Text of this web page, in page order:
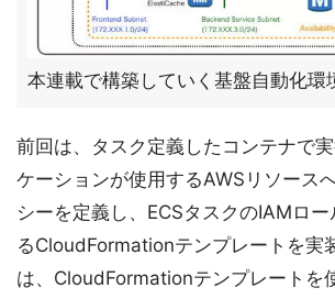
本連載で構築していく基盤自動化環
前回は、タスク定義したコンテナで
ケーションが使用するAWSリソース
シーを定義し、ECSタスクのIAMロ
るCloudFormationテンプレートを実
は、CloudFormationテンプレートを